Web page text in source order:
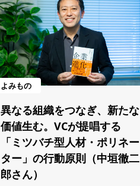
よみもの
異なる組織をつなぎ、新たな
価値生む。VCが提唱する
「ミツバチ型人材・ポリネー
ター」の行動原則（中垣徹二
郎さん）